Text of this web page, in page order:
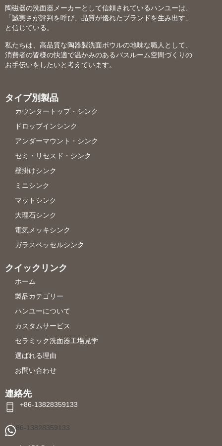
陶磁器の洗面器メーカーとして信頼されているハンユーは、
「誠実さが評判を呼び、品質が優れたブランドを生み出す」
と信じている。
私たちは、高品質な陶器製洗面ボウルの地味な職人として、
消費者の皆様の快適で温かみのあるバスルーム空間づくりの
お手伝いをしたいと考えています。
タイプ別製品
カウンタートップ・シンク
ドロップインシンク
アンダーマウント・シンク
セミ・リセスド・シンク
壁掛けシンク
ミニシンク
マットシンク
大理石シンク
電気メッキシンク
ガラスベッセルシンク
クイックリンク
ホーム
製品カテゴリー
ハンユーについて
カスタムサービス
セラミック洗面器工場見学
選ばれる理由
お問い合わせ
連絡先
+86-13828359133
86-13828359133